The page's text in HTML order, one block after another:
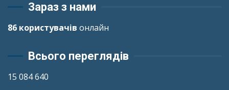
Зараз з нами
86 користувачів онлайн
Всього переглядів
15 084 640